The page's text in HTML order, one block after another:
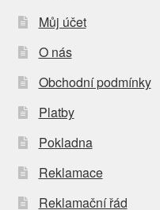
Můj účet
O nás
Obchodní podmínky
Platby
Pokladna
Reklamace
Reklamační řád